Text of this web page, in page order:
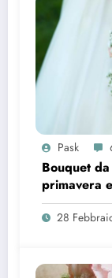
Pask
Bouquet
primavera
28